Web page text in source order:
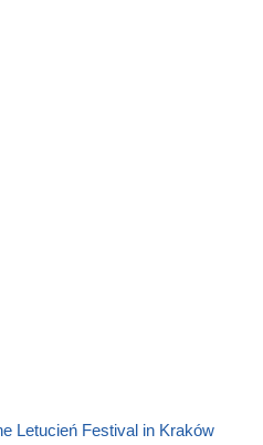
Letucień Festival in Kraków